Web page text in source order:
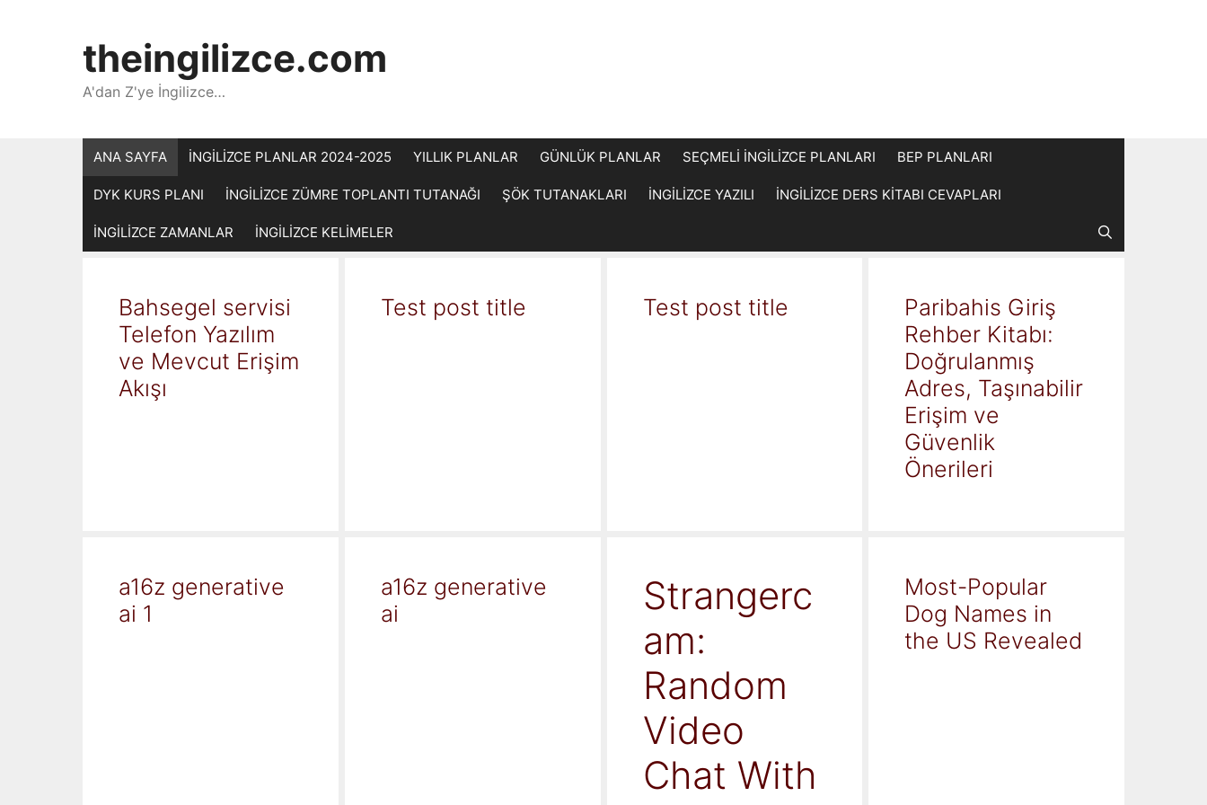
theingilizce.com
A'dan Z'ye İngilizce…
ANA SAYFA İNGİLİZCE PLANLAR 2024-2025 YILLIK PLANLAR GÜNLÜK PLANLAR SEÇMELİ İNGİLİZCE PLANLARI BEP PLANLARI
DYK KURS PLANI İNGİLİZCE ZÜMRE TOPLANTI TUTANAĞI ŞÖK TUTANAKLARI İNGİLİZCE YAZILI İNGİLİZCE DERS KİTABI CEVAPLARI
İNGİLİZCE ZAMANLAR İNGİLİZCE KELİMELER
Bahsegel servisi
Telefon Yazılım
ve Mevcut Erişim
Akışı
Test post title Test post title
Paribahis Giriş
Rehber Kitabı:
Doğrulanmış
Adres, Taşınabilir
Erişim ve
Güvenlik
Önerileri
a16z generative
ai 1
a16z generative
ai
Strangerc
am:
Random
Video
Chat With
Most-Popular
Dog Names in
the US Revealed